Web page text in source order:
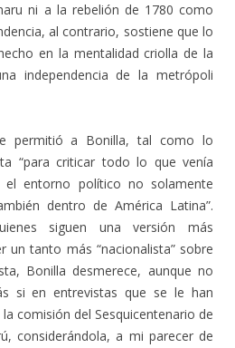
ni a la rebelión de 1780 como
al contrario, sostiene que lo
en la mentalidad criolla de la
independencia de la metrópoli
permitió a Bonilla, tal como lo
“para criticar todo lo que venía
entorno político no solamente
dentro de América Latina”.
siguen una versión más
un tanto más “nacionalista” sobre
Bonilla desmerece, aunque no
si en entrevistas que se le han
comisión del Sesquicentenario de
considerándola, a mi parecer de